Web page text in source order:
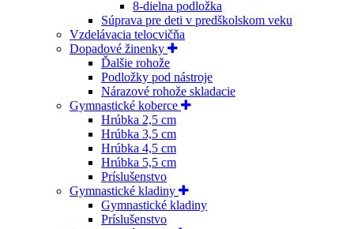
8-dielna podložka
Súprava pre deti v predškolskom veku
Vzdelávacia telocvičňa
Dopadové žinenky
Ďalšie rohože
Podložky pod nástroje
Nárazové rohože skladacie
Gymnastické koberce
Hrúbka 2,5 cm
Hrúbka 3,5 cm
Hrúbka 4,5 cm
Hrúbka 5,5 cm
Príslušenstvo
Gymnastické kladiny
Gymnastické kladiny
Príslušenstvo